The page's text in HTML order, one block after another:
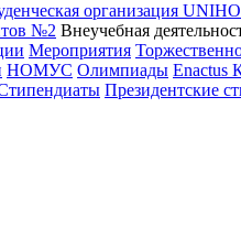
организация
№2 Внеучебная
Мероприятия
НОМУС Олимпиады Enactus
Президентские